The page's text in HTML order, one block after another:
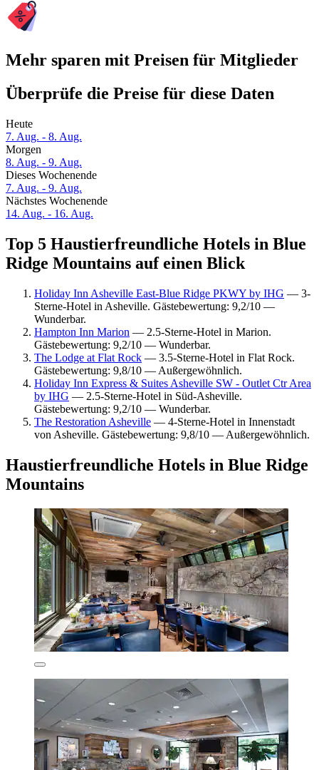
Mehr sparen mit Preisen für Mitglieder
Überprüfe die Preise für diese Daten
Heute
7. Aug. - 8. Aug.
Morgen
8. Aug. - 9. Aug.
Dieses Wochenende
7. Aug. - 9. Aug.
Nächstes Wochenende
14. Aug. - 16. Aug.
Top 5 Haustierfreundliche Hotels in Blue
Ridge Mountains auf einen Blick
Holiday Inn Asheville East-Blue Ridge PKWY by IHG — 3-
Sterne-Hotel in Asheville. Gästebewertung: 9,2/10 —
Wunderbar.
Hampton Inn Marion — 2.5-Sterne-Hotel in Marion.
Gästebewertung: 9,2/10 — Wunderbar.
The Lodge at Flat Rock — 3.5-Sterne-Hotel in Flat Rock.
Gästebewertung: 9,8/10 — Außergewöhnlich.
Holiday Inn Express & Suites Asheville SW - Outlet Ctr Area
by IHG — 2.5-Sterne-Hotel in Süd-Asheville.
Gästebewertung: 9,2/10 — Wunderbar.
The Restoration Asheville — 4-Sterne-Hotel in Innenstadt
von Asheville. Gästebewertung: 9,8/10 — Außergewöhnlich.
Haustierfreundliche Hotels in Blue Ridge
Mountains